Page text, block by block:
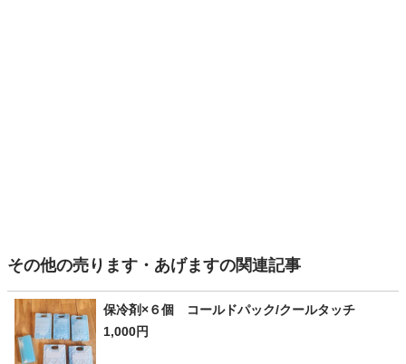
その他の売ります・あげますの関連記事
保冷剤×６個 コールドパック/クールタッチ
1,000円